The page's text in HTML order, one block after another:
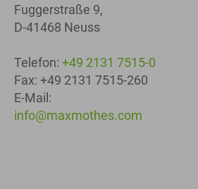
Fuggerstraße 9,
D-41468 Neuss
Telefon: +49 2131 7515-0
Fax: +49 2131 7515-260
E-Mail:
info@maxmothes.com